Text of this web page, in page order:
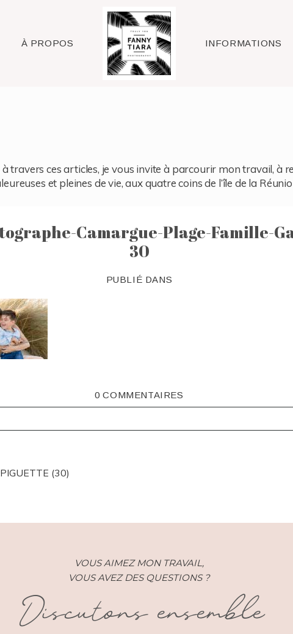
À PROPOS Raleigh INFORMATIONS
ces articles, je vous invite à parcourir mon travail, à
et pleines de vie, aux quatre coins de l’île de la
Camargue-Plage-Famille-
30
PUBLIÉ DANS
0 COMMENTAIRES
(30)
VOUS AIMEZ MON TRAVAIL,
VOUS AVEZ DES QUESTIONS ?
Discutons ensemble